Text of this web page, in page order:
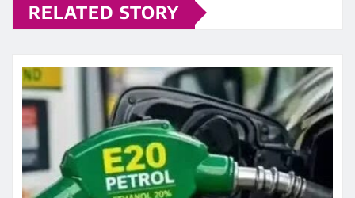
RELATED STORY